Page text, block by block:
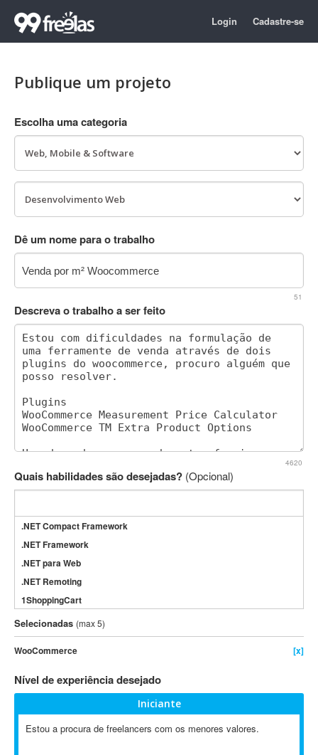
Login Cadastre-se
Publique um projeto
Escolha uma categoria
Dê um nome para o trabalho
51
Descreva o trabalho a ser feito
4620
Quais habilidades são desejadas? (Opcional)
.NET Compact Framework
.NET Framework
.NET para Web
.NET Remoting
1ShoppingCart
3DS Max
3GSM
4D Dimension
802.11
A&P
A2Billing
Selecionadas (max 5)
WooCommerce [x]
Nível de experiência desejado
Iniciante
Estou a procura de freelancers com os menores valores.